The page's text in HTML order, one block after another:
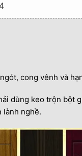
cong vênh và
dùng keo trộn bột
lành nghề.